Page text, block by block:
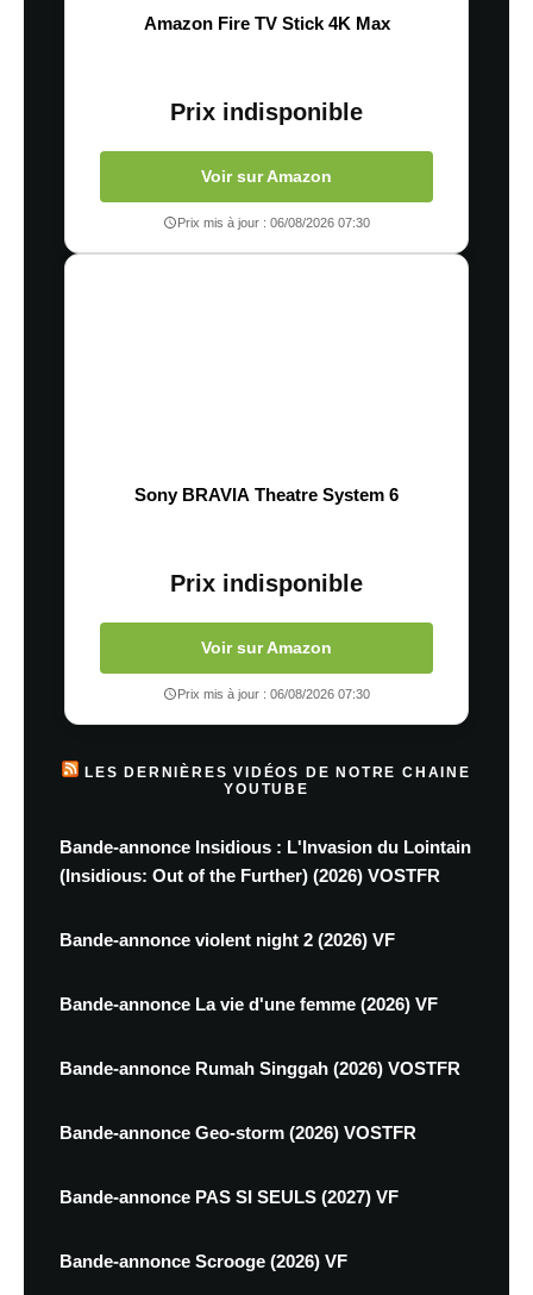
Amazon Fire TV Stick 4K Max
Prix indisponible
Voir sur Amazon
Prix mis à jour : 06/08/2026 07:30
Sony BRAVIA Theatre System 6
Prix indisponible
Voir sur Amazon
Prix mis à jour : 06/08/2026 07:30
LES DERNIÈRES VIDÉOS DE NOTRE CHAINE
YOUTUBE
Bande-annonce Insidious : L'Invasion du Lointain
(Insidious: Out of the Further) (2026) VOSTFR
Bande-annonce violent night 2 (2026) VF
Bande-annonce La vie d'une femme (2026) VF
Bande-annonce Rumah Singgah (2026) VOSTFR
Bande-annonce Geo-storm (2026) VOSTFR
Bande-annonce PAS SI SEULS (2027) VF
Bande-annonce Scrooge (2026) VF